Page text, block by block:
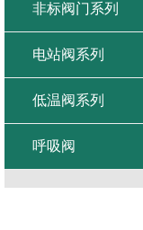
非标阀门系列
电站阀系列
低温阀系列
呼吸阀